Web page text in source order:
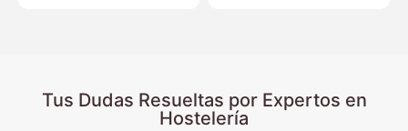
Tus Dudas Resueltas por Expertos en
Hostelería